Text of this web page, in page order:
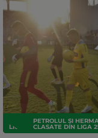
LIGA 2
PETROLUL ȘI
CLASATE DIN LIGA